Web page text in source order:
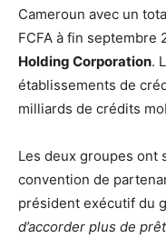
Cameroun avec un
FCFA à fin septembre
Holding Corporation.
établissements de
milliards de crédits
Les deux groupes ont
convention de
président exécutif du
d’accorder plus de